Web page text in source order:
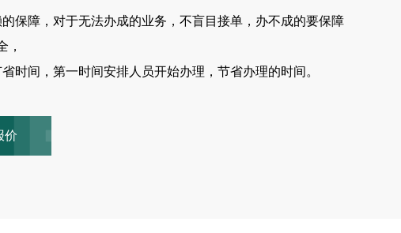
保障，对于无法办成的业务，不盲目接单，办不成的要保障
，
时间，第一时间安排人员开始办理，节省办理的时间。
价